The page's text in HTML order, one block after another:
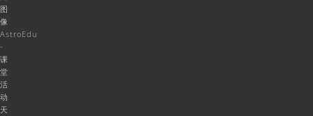
图
像
AstroEdu
-
课
堂
活
动
天